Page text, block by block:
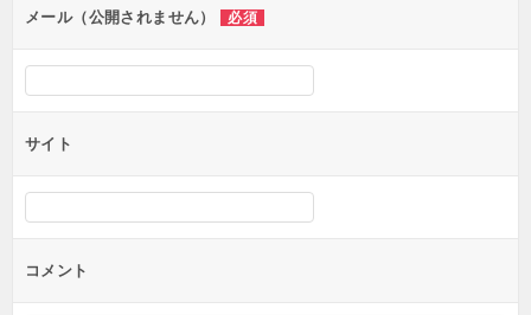
メール（公開されません） 必須
サイト
コメント